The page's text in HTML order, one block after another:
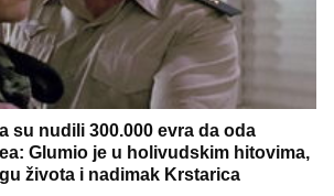
su nudili 300.000 evra da oda
Glumio je u holivudskim hitovima,
života i nadimak Krstarica